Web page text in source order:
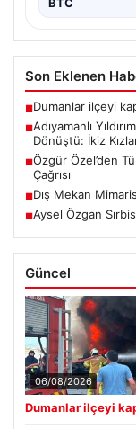
Son Eklenen
■Dumanlar ilçeyi
■Adıyamanlı
Dönüştü: İkiz
■Özgür Özel’den
Çağrısı
■Dış Mekan
■Aysel Özgan
Güncel
06/08/2026
Dumanlar ilçeyi